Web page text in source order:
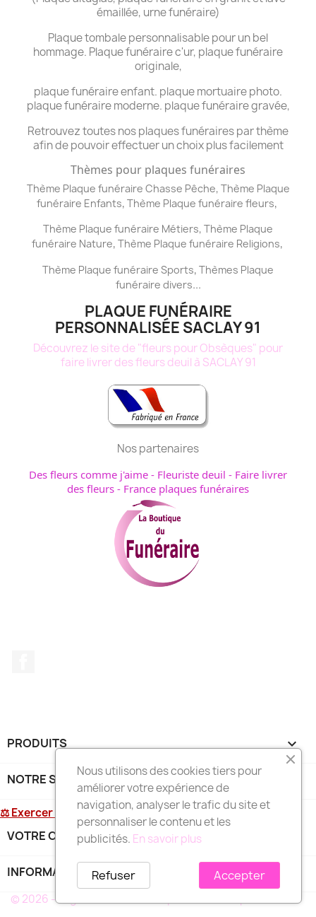
émaillée, urne funéraire)
Plaque tombale personnalisable pour un bel
hommage. Plaque funéraire c'ur, plaque funéraire
originale,
plaque funéraire enfant. plaque mortuaire photo.
plaque funéraire moderne. plaque funéraire gravée,
Retrouvez toutes nos plaques funéraires par thème
afin de pouvoir effectuer un choix plus facilement
Thèmes pour plaques funéraires
Thème Plaque funéraire Chasse Pêche, Thème Plaque
funéraire Enfants, Thème Plaque funéraire fleurs,
Thème Plaque funéraire Métiers, Thème Plaque
funéraire Nature, Thème Plaque funéraire Religions,
Thème Plaque funéraire Sports, Thèmes Plaque
funéraire divers...
PLAQUE FUNÉRAIRE
PERSONNALISÉE SACLAY 91
Découvrez le site de "fleurs pour Obsèques" pour
faire livrer des fleurs deuil à SACLAY 91
Nos partenaires
Des fleurs comme j'aime - Fleuriste deuil - Faire livrer
des fleurs - France plaques funéraires
PRODUITS 
NOTRE SOCIÉTÉ
⚖ Exercer mon droit de rétractation
VOTRE COMPTE
INFORMATIONS
© 2026 - Logiciel e-commerce par PrestaShop™
Nous utilisons des cookies tiers pour
améliorer votre expérience de
navigation, analyser le trafic du site et
personnaliser le contenu et les
publicités. En savoir plus
Accepter
Refuser